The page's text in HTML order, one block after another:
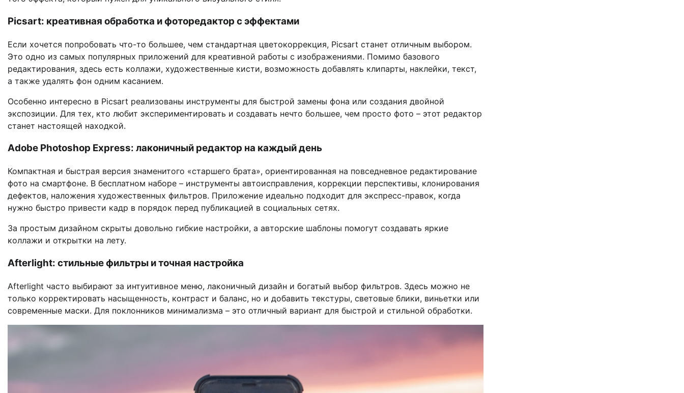
Picsart: креативная обработка и фоторедактор с эффектами
Если хочется попробовать что-то большее, чем стандартная цветокоррекция, Picsart станет отличным выбором.
Это одно из самых популярных приложений для креативной работы с изображениями. Помимо базового
редактирования, здесь есть коллажи, художественные кисти, возможность добавлять клипарты, наклейки, текст,
а также удалять фон одним касанием.
Особенно интересно в Picsart реализованы инструменты для быстрой замены фона или создания двойной
экспозиции. Для тех, кто любит экспериментировать и создавать нечто большее, чем просто фото – этот редактор
станет настоящей находкой.
Adobe Photoshop Express: лаконичный редактор на каждый день
Компактная и быстрая версия знаменитого «старшего брата», ориентированная на повседневное редактирование
фото на смартфоне. В бесплатном наборе – инструменты автоисправления, коррекции перспективы, клонирования
дефектов, наложения художественных фильтров. Приложение идеально подходит для экспресс-правок, когда
нужно быстро привести кадр в порядок перед публикацией в социальных сетях.
За простым дизайном скрыты довольно гибкие настройки, а авторские шаблоны помогут создавать яркие
коллажи и открытки на лету.
Afterlight: стильные фильтры и точная настройка
Afterlight часто выбирают за интуитивное меню, лаконичный дизайн и богатый выбор фильтров. Здесь можно не
только корректировать насыщенность, контраст и баланс, но и добавить текстуры, световые блики, виньетки или
современные маски. Для поклонников минимализма – это отличный вариант для быстрой и стильной обработки.